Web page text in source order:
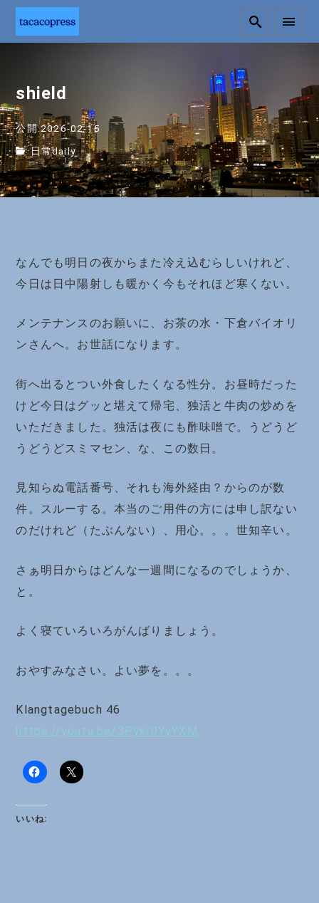
shield
公開:2026-02-15
日常daily
なんでも明日の夜からまた冷え込むらしいけれど、
今日は日中陽射しも暖かく今もそれほど寒くない。
メンテナンスのお願いに、お茶の水・下倉バイオリ
ンさんへ。お世話になります。
街へ出るとつい外食したくなる性分。お昼時だった
けど今日はグッと堪えて帰宅、独活と牛肉の炒めを
いただきました。独活は夜にも酢味噌で。うどうど
うどうどスミマセン、な、この数日。
見知らぬ電話番号、それも海外経由？からのが数
件。スルーする。本当のご用件の方には申し訳ない
のだけれど（たぶんない）、用心。。。世知辛い。
さぁ明日からはどんな一週間になるのでしょうか、
と。
よく寝ていろいろがんばりましょう。
おやすみなさい。よい夢を。。。
Klangtagebuch 46
https://youtu.be/3Pykr0YyYXM
いいね: